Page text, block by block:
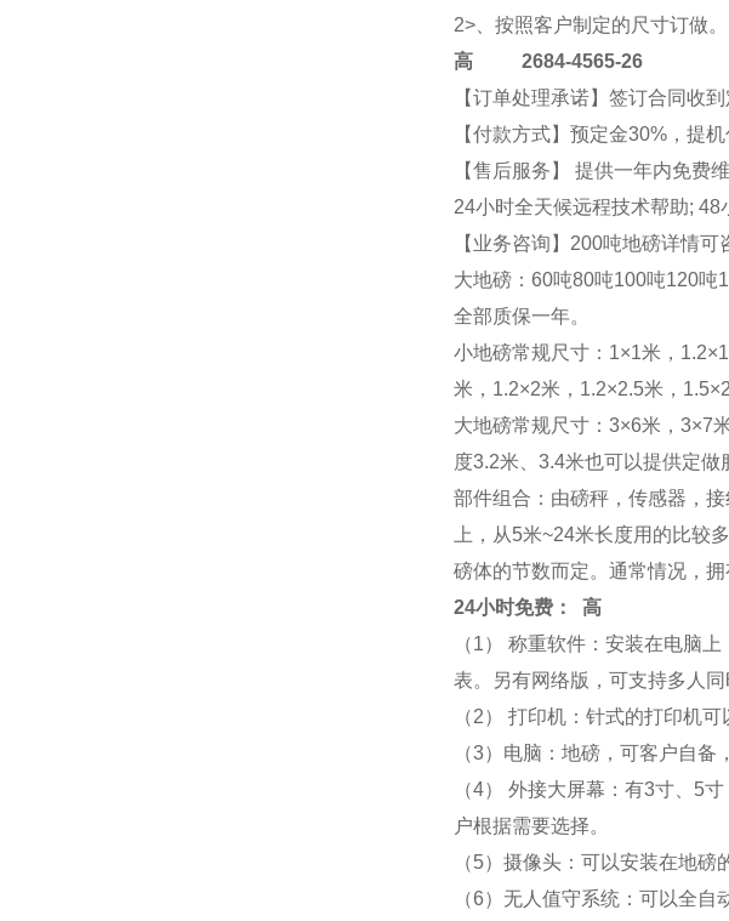
2>、按照客户制定的尺寸订做。
高2684-4565-26
【订单处理承诺】签订合同收
【付款方式】预定金30%，提
【售后服务】 提供一年内免费
24小时全天候远程技术帮助;
【业务咨询】200吨地磅详情可
大地磅：60吨80吨100吨120吨
全部质保一年。
小地磅常规尺寸：1×1米，
米，1.2×2米，1.2×2.5米，
大地磅常规尺寸：3×6米，3×7
度3.2米、3.4米也可以提供定做
部件组合：由磅秤，传感器，
上，从5米~24米长度用的比较
磅体的节数而定。通常情况，
24小时免费： 高
（1） 称重软件：安装在电脑
表。另有网络版，可支持多人同
（2） 打印机：针式的打印机
（3）电脑：地磅，可客户自
（4） 外接大屏幕：有3寸、5
户根据需要选择。
（5）摄像头：可以安装在地磅
（6）无人值守系统：可以全